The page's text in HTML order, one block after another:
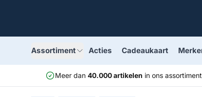
Assortiment Acties Cadeaukaart
Meer dan 40.000 artikelen in ons assortiment